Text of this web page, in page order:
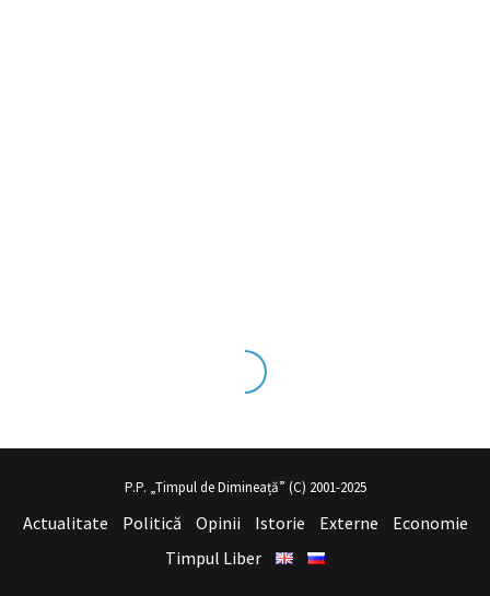
tecrübesinin ve üstsex izleseviye olduğu dışarıdan
P.P. „Timpul de Dimineață” (C) 2001-2025
Actualitate Politică Opinii Istorie Externe
Economie
Timpul Liber